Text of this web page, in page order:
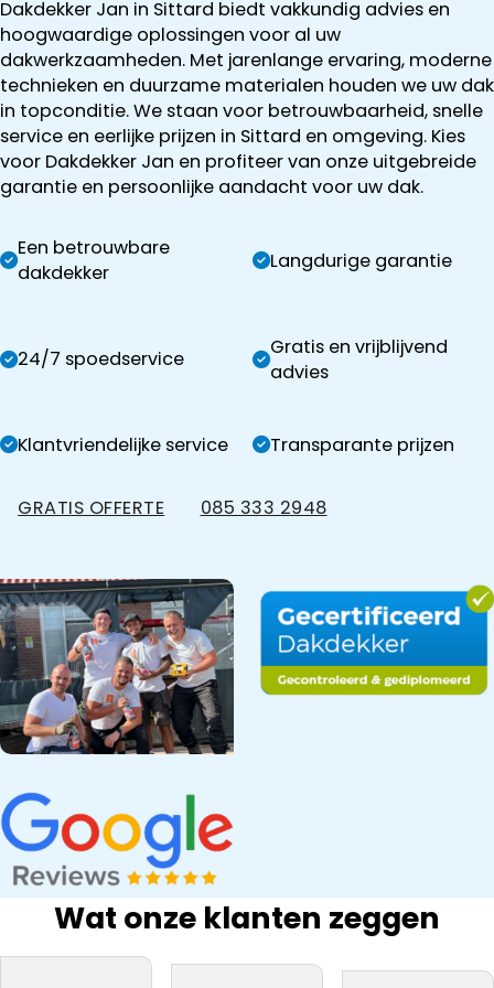
Dakdekker Jan in Sittard biedt vakkundig advies en
hoogwaardige oplossingen voor al uw
dakwerkzaamheden. Met jarenlange ervaring, moderne
technieken en duurzame materialen houden we uw dak
in topconditie. We staan voor betrouwbaarheid, snelle
service en eerlijke prijzen in Sittard en omgeving. Kies
voor Dakdekker Jan en profiteer van onze uitgebreide
garantie en persoonlijke aandacht voor uw dak.
Een betrouwbare
dakdekker
Langdurige garantie
24/7 spoedservice
Gratis en vrijblijvend
advies
Klantvriendelijke service Transparante prijzen
GRATIS OFFERTE 085 333 2948
Wat onze klanten zeggen
Snel gewerkt.
inspectie,